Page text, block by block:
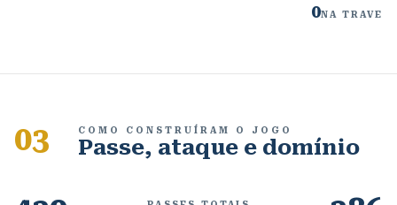
0NA TRAVE
03 COMO CONSTRUÍRAM O JOGO
Passe, ataque e domínio